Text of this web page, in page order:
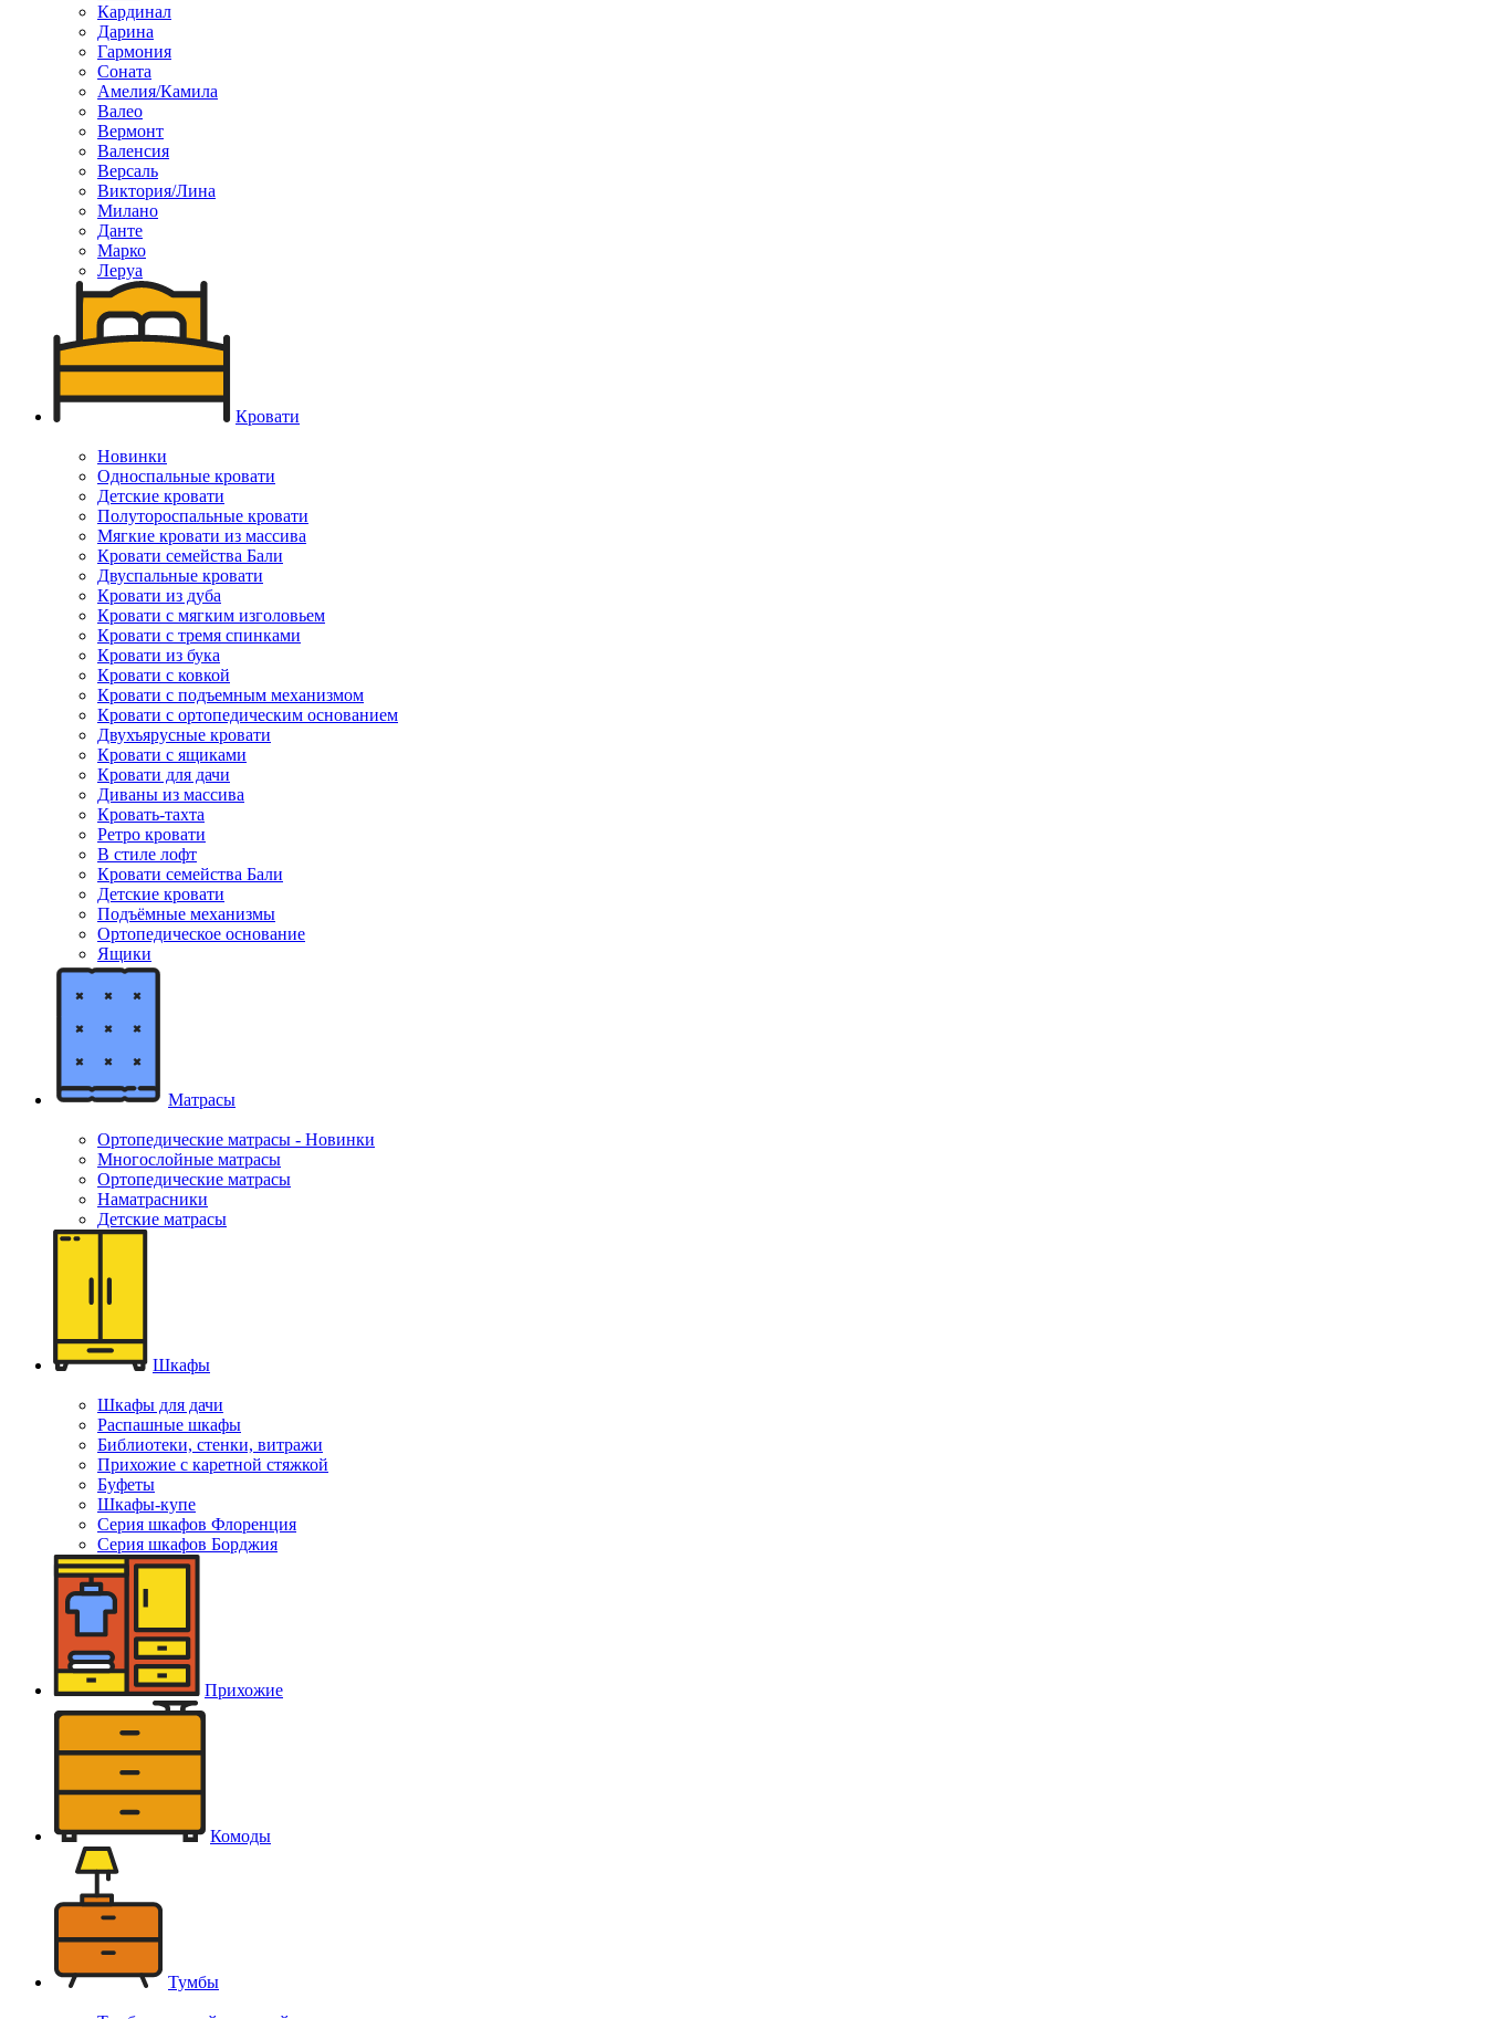
Кардинал
Дарина
Гармония
Соната
Амелия/Камила
Валео
Вермонт
Валенсия
Версаль
Виктория/Лина
Милано
Данте
Марко
Леруа
Кровати
Новинки
Односпальные кровати
Детские кровати
Полутороспальные кровати
Мягкие кровати из массива
Кровати семейства Бали
Двуспальные кровати
Кровати из дуба
Кровати с мягким изголовьем
Кровати с тремя спинками
Кровати из бука
Кровати с ковкой
Кровати с подъемным механизмом
Кровати с ортопедическим основанием
Двухъярусные кровати
Кровати с ящиками
Кровати для дачи
Диваны из массива
Кровать-тахта
Ретро кровати
В стиле лофт
Кровати семейства Бали
Детские кровати
Подъёмные механизмы
Ортопедическое основание
Ящики
Матрасы
Ортопедические матрасы - Новинки
Многослойные матрасы
Ортопедические матрасы
Наматрасники
Детские матрасы
Шкафы
Шкафы для дачи
Распашные шкафы
Библиотеки, стенки, витражи
Прихожие с каретной стяжкой
Буфеты
Шкафы-купе
Серия шкафов Флоренция
Серия шкафов Борджия
Прихожие
Комоды
Тумбы